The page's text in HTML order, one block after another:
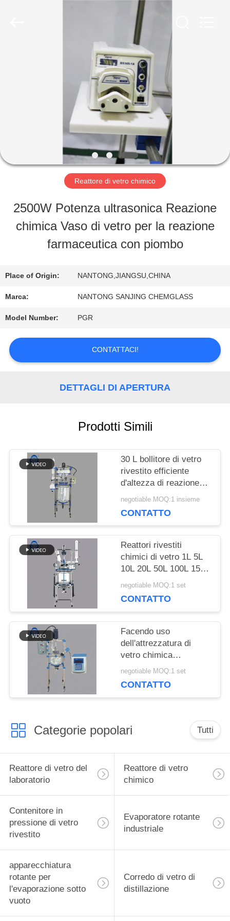
PRODOTTI
NOI
DELLA
FABBRICA
CONTROLLO
DI
QUALITÀ
CONTATTICI
UNA
CITAZIONE
DEL
SITO
POLITICA
SULLA
PRIVACY
Reattore di vetro chimico
2500W Potenza ultrasonica Reazione
chimica Vaso di vetro per la reazione
farmaceutica con piombo
Place of Origin: NANTONG,JIANGSU,CHINA
Marca: NANTONG SANJING CHEMGLASS
Model Number: PGR
CONTATTACI!
DETTAGLI DI APERTURA
Prodotti Simili
30 L bollitore di vetro
rivestito efficiente
d'altezza di reazione
con il condensatore
negotiable MOQ:1 insieme
CONTATTO
Reattori rivestiti
chimici di vetro 1L 5L
10L 20L 50L 100L 150L
200L del laboratorio
negotiable MOQ:1 set
CONTATTO
Facendo uso
dell'attrezzatura di
vetro chimica
ultrasonica di
reattore del
negotiable MOQ:1 set
CONTATTO
Categorie popolari Tutti
Reattore di vetro del
laboratorio
Reattore di vetro
chimico
Contenitore in
pressione di vetro
rivestito
Evaporatore rotante
industriale
apparecchiatura
rotante per
l'evaporazione sotto
vuoto
Corredo di vetro di
distillazione